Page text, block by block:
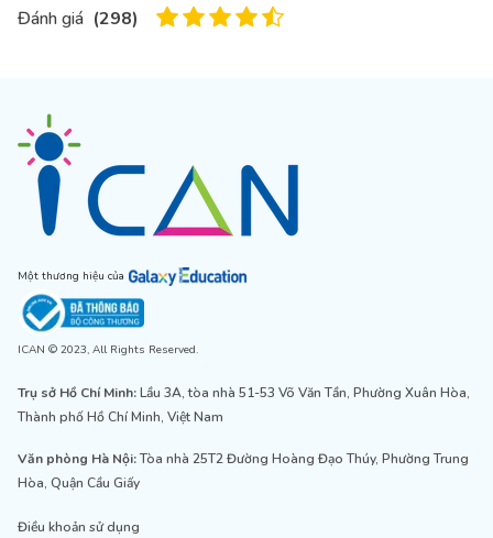
Đánh giá (298)
Một thương hiệu của
ICAN © 2023, All Rights Reserved.
Trụ sở Hồ Chí Minh:Lầu 3A, tòa nhà 51-53 Võ Văn Tần, Phường Xuân Hòa,
Thành phố Hồ Chí Minh, Việt Nam
Văn phòng Hà Nội:Tòa nhà 25T2 Đường Hoàng Đạo Thúy, Phường Trung
Hòa, Quận Cầu Giấy
Điều khoản sử dụng